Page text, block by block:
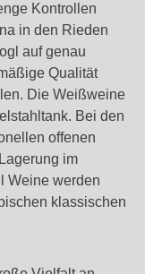
Kontrollen
in den Rieden
auf genau
Qualität
Die Weißweine
Bei den
offenen
im
Weine werden
klassischen